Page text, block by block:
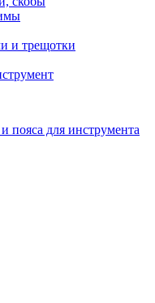
и трещотки
пояса для инструмента